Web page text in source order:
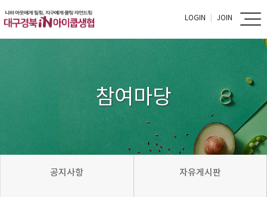
LOGIN JOIN
참여마당
공지사항 자유게시판